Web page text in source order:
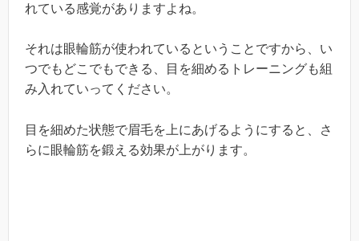
れている感覚がありますよね。
それは眼輪筋が使われているということですから、い
つでもどこでもできる、目を細めるトレーニングも組
み入れていってください。
目を細めた状態で眉毛を上にあげるようにすると、さ
らに眼輪筋を鍛える効果が上がります。